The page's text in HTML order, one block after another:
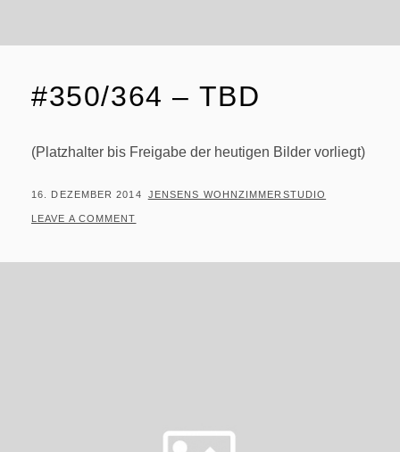
#350/364 – TBD
(Platzhalter bis Freigabe der heutigen Bilder vorliegt)
POSTED
ON
16. DEZEMBER 2014 BY
JENSENS WOHNZIMMERSTUDIO
LEAVE A COMMENT